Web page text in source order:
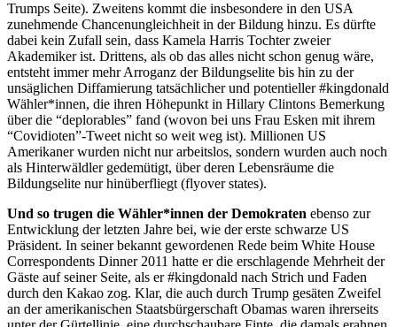
Trumps Seite). Zweitens kommt die insbesondere in den USA
zunehmende Chancenungleichheit in der Bildung hinzu. Es dürfte
dabei kein Zufall sein, dass Kamela Harris Tochter zweier
Akademiker ist. Drittens, als ob das alles nicht schon genug wäre,
entsteht immer mehr Arroganz der Bildungselite bis hin zu der
unsäglichen Diffamierung tatsächlicher und potentieller #kingdonald
Wähler*innen, die ihren Höhepunkt in Hillary Clintons Bemerkung
über die “deplorables” fand (wovon bei uns Frau Esken mit ihrem
“Covidioten”-Tweet nicht so weit weg ist). Millionen US
Amerikaner wurden nicht nur arbeitslos, sondern wurden auch noch
als Hinterwäldler gedemütigt, über deren Lebensräume die
Bildungselite nur hinüberfliegt (flyover states).
Und so trugen die Wähler*innen der Demokraten ebenso zur
Entwicklung der letzten Jahre bei, wie der erste schwarze US
Präsident. In seiner bekannt gewordenen Rede beim White House
Correspondents Dinner 2011 hatte er die erschlagende Mehrheit der
Gäste auf seiner Seite, als er #kingdonald nach Strich und Faden
durch den Kakao zog. Klar, die auch durch Trump gesäten Zweifel
an der amerikanischen Staatsbürgerschaft Obamas waren ihrerseits